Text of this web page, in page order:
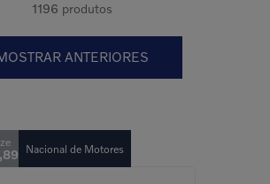
1196 produtos
ANTERIORES
,89 Nacional de Motores